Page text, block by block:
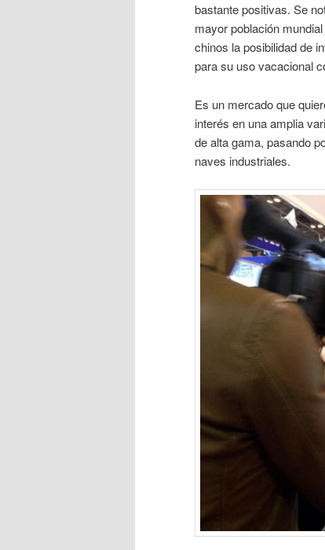
bastante positivas. Se
mayor población
chinos la posibilidad de
para su uso vacacional
Es un mercado que
interés en una amplia
de alta gama, pasando
naves industriales.